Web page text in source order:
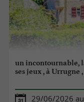
un incontournable,
ses jeux , à Urrugne
29/06/2026